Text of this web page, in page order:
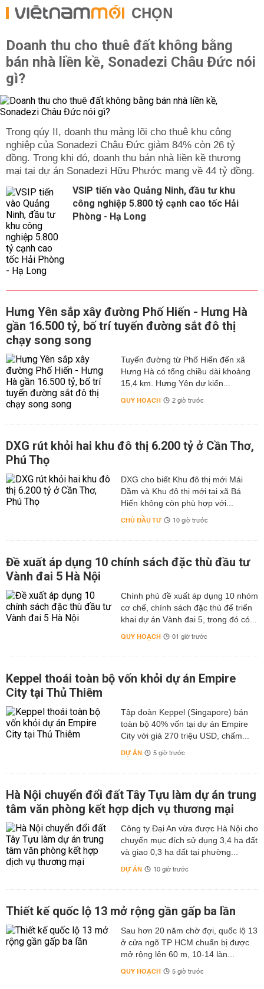
CHỌN
Doanh thu cho thuê đất không bằng
bán nhà liền kề, Sonadezi Châu Đức nói
gì?
Trong qúy II, doanh thu mảng lõi cho thuê khu công
nghiệp của Sonadezi Châu Đức giảm 84% còn 26 tỷ
đồng. Trong khi đó, doanh thu bán nhà liền kề thương
mại tại dự án Sonadezi Hữu Phước mang về 44 tỷ đồng.
VSIP tiến vào Quảng Ninh, đầu tư khu
công nghiệp 5.800 tỷ cạnh cao tốc Hải
Phòng - Hạ Long
Hưng Yên sắp xây đường Phố Hiến - Hưng Hà
gần 16.500 tỷ, bố trí tuyến đường sắt đô thị
chạy song song
Tuyến đường từ Phố Hiến đến xã
Hưng Hà có tổng chiều dài khoảng
15,4 km. Hưng Yên dự kiến...
QUY HOẠCH 2 giờ trước
DXG rút khỏi hai khu đô thị 6.200 tỷ ở Cần Thơ,
Phú Thọ
DXG cho biết Khu đô thị mới Mái
Dầm và Khu đô thị mới tại xã Bá
Hiến không còn phù hợp với...
CHỦ ĐẦU TƯ 10 giờ trước
Đề xuất áp dụng 10 chính sách đặc thù đầu tư
Vành đai 5 Hà Nội
Chính phủ đề xuất áp dụng 10 nhóm
cơ chế, chính sách đặc thù để triển
khai dự án Vành đai 5, trong đó có...
QUY HOẠCH 01 giờ trước
Keppel thoái toàn bộ vốn khỏi dự án Empire
City tại Thủ Thiêm
Tập đoàn Keppel (Singapore) bán
toàn bộ 40% vốn tại dự án Empire
City với giá 270 triệu USD, chấm...
DỰ ÁN 5 giờ trước
Hà Nội chuyển đổi đất Tây Tựu làm dự án trung
tâm văn phòng kết hợp dịch vụ thương mại
Công ty Đại An vừa được Hà Nội cho
chuyển mục đích sử dụng 3,4 ha đất
và giao 0,3 ha đất tại phường...
DỰ ÁN 10 giờ trước
Thiết kế quốc lộ 13 mở rộng gần gấp ba lần
Sau hơn 20 năm chờ đợi, quốc lộ 13
ở cửa ngõ TP HCM chuẩn bị được
mở rộng lên 60 m, 10-14 làn...
QUY HOẠCH 5 giờ trước